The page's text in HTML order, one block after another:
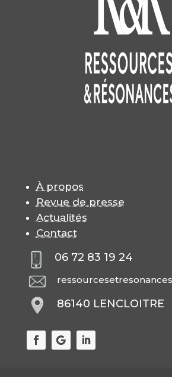
À propos
Revue de presse
Actualités
Contact
06 72 83 19 24
86140 LENCLOITRE